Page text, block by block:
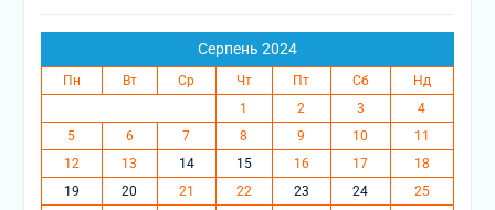
Серпень 2024
Пн Вт Ср Чт Пт Сб
Нд
1
2 3
4
5
6 7 8 9 10
11
12
13 14 15 16 17
18
19
20 21 22 23 24
25